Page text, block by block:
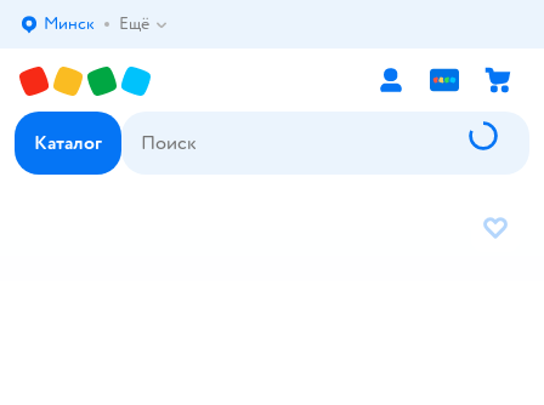
Выбор адреса доставки.
Минск Ещё
Каталог
В